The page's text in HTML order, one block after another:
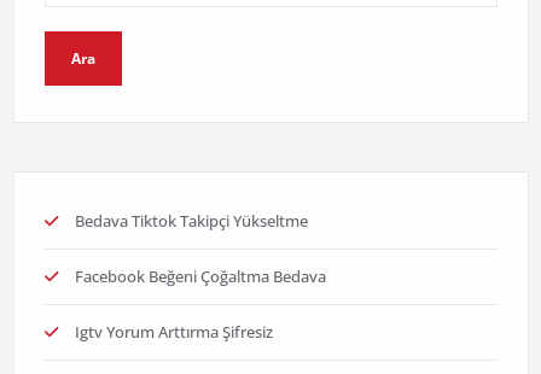
Ara
Bedava Tiktok Takipçi Yükseltme
Facebook Beğeni Çoğaltma Bedava
Igtv Yorum Arttırma Şifresiz